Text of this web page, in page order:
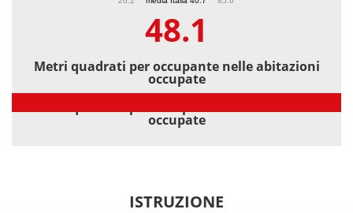
48.1
Metri quadrati per occupante nelle abitazioni
occupate
occupate
ISTRUZIONE